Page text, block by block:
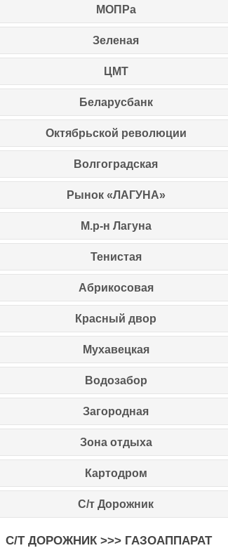
МОПРа
Зеленая
ЦМТ
Беларусбанк
Октябрьской революции
Волгоградская
Рынок «ЛАГУНА»
М.р-н Лагуна
Тенистая
Абрикосовая
Красный двор
Мухавецкая
Водозабор
Загородная
Зона отдыха
Картодром
С/т Дорожник
С/Т ДОРОЖНИК >>> ГАЗОАППАРАТ